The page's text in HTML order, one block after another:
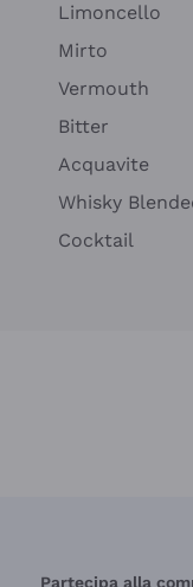
Limoncello
Mirto
Vermouth
Bitter
Acquavite
Whisky
Cocktail
Partecipa alla